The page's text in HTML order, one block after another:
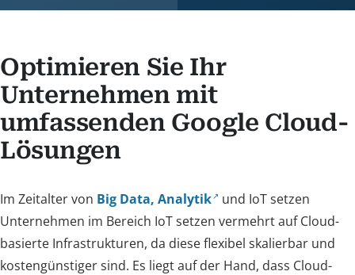
Optimieren Sie Ihr
Unternehmen mit
umfassenden Google Cloud-
Lösungen
Im Zeitalter von Big Data, Analytik
und IoT setzen
Unternehmen im Bereich IoT setzen vermehrt auf Cloud-
basierte Infrastrukturen, da diese flexibel skalierbar und
kostengünstiger sind. Es liegt auf der Hand, dass Cloud-